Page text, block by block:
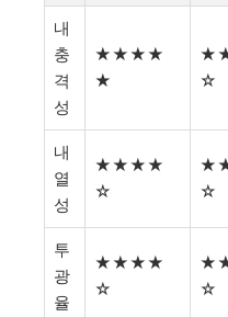
내
충
격
성
★★★★
★
☆
내
열
성
★★★★
☆
☆
투
광
율
★★★★
☆
☆